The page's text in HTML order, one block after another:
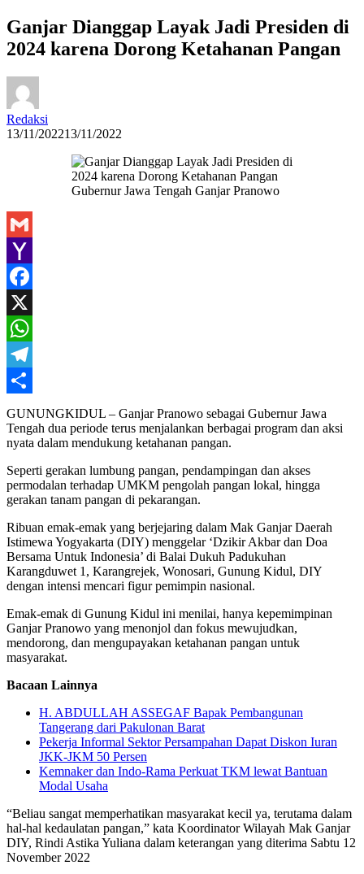
Ganjar Dianggap Layak Jadi Presiden di
2024 karena Dorong Ketahanan Pangan
Redaksi
13/11/202213/11/2022
Gubernur Jawa Tengah Ganjar Pranowo
Gmail
Yahoo
Mail
Facebook
X
WhatsApp
Telegram
Share
GUNUNGKIDUL – Ganjar Pranowo sebagai Gubernur Jawa
Tengah dua periode terus menjalankan berbagai program dan aksi
nyata dalam mendukung ketahanan pangan.
Seperti gerakan lumbung pangan, pendampingan dan akses
permodalan terhadap UMKM pengolah pangan lokal, hingga
gerakan tanam pangan di pekarangan.
Ribuan emak-emak yang berjejaring dalam Mak Ganjar Daerah
Istimewa Yogyakarta (DIY) menggelar ‘Dzikir Akbar dan Doa
Bersama Untuk Indonesia’ di Balai Dukuh Padukuhan
Karangduwet 1, Karangrejek, Wonosari, Gunung Kidul, DIY
dengan intensi mencari figur pemimpin nasional.
Emak-emak di Gunung Kidul ini menilai, hanya kepemimpinan
Ganjar Pranowo yang menonjol dan fokus mewujudkan,
mendorong, dan mengupayakan ketahanan pangan untuk
masyarakat.
Bacaan Lainnya
H. ABDULLAH ASSEGAF Bapak Pembangunan
Tangerang dari Pakulonan Barat
Pekerja Informal Sektor Persampahan Dapat Diskon Iuran
JKK-JKM 50 Persen
Kemnaker dan Indo-Rama Perkuat TKM lewat Bantuan
Modal Usaha
“Beliau sangat memperhatikan masyarakat kecil ya, terutama dalam
hal-hal kedaulatan pangan,” kata Koordinator Wilayah Mak Ganjar
DIY, Rindi Astika Yuliana dalam keterangan yang diterima Sabtu 12
November 2022